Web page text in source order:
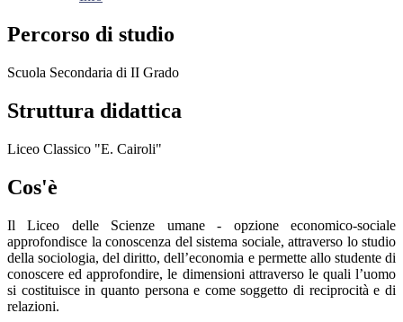
Percorso di studio
Scuola Secondaria di II Grado
Struttura didattica
Liceo Classico "E. Cairoli"
Cos'è
Il Liceo delle Scienze umane - opzione economico-sociale
approfondisce la conoscenza del sistema sociale, attraverso lo studio
della sociologia, del diritto, dell’economia e permette allo studente di
conoscere ed approfondire, le dimensioni attraverso le quali l’uomo
si costituisce in quanto persona e come soggetto di reciprocità e di
relazioni.